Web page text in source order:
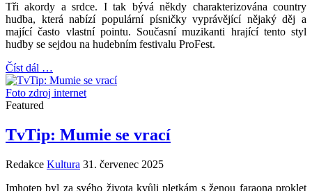
Tři akordy a srdce. I tak bývá někdy charakterizována country
hudba, která nabízí populární písničky vyprávějící nějaký děj a
mající často vlastní pointu. Současní muzikanti hrající tento styl
hudby se sejdou na hudebním festivalu ProFest.
Číst dál …
Foto zdroj internet
Featured
TvTip: Mumie se vrací
Redakce Kultura 31. červenec 2025
Imhotep byl za svého života kvůli pletkám s ženou faraona proklet